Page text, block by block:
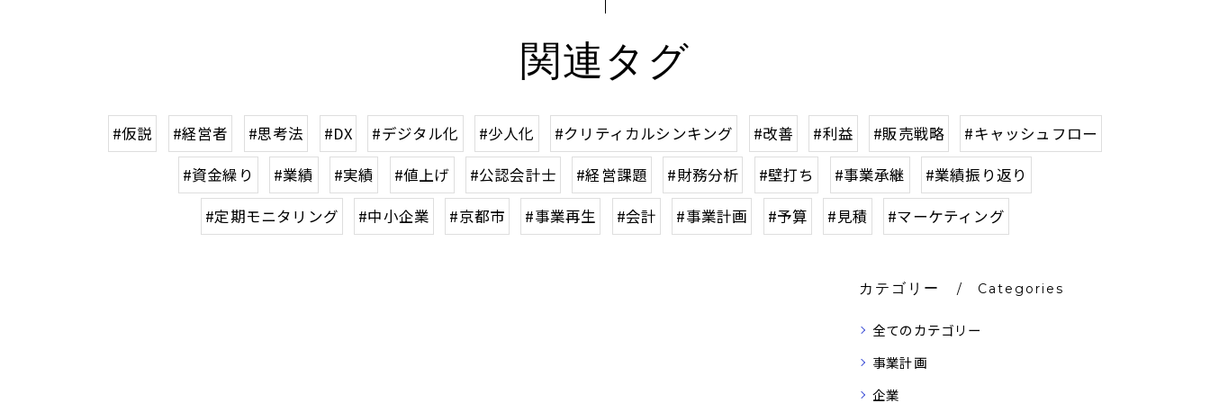
関連タグ
#仮説 #経営者 #思考法 #DX #デジタル化 #少人化 #クリティカルシンキング #改善 #利益 #販売戦略
#キャッシュフロー
#資金繰り
#業績 #実績 #値上げ #公認会計士 #経営課題 #財務分析 #壁打ち #事業承継
#業績振り返り
#定期モニタリング
#中小企業 #京都市 #事業再生 #会計 #事業計画 #予算 #見積 #マーケティング
カテゴリー Categories
全てのカテゴリー
事業計画
企業